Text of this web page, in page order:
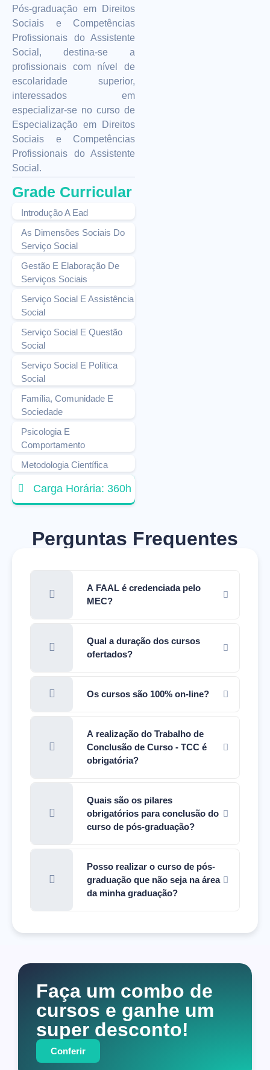
Pós-graduação em Direitos
Sociais e Competências
Profissionais do Assistente
Social, destina-se a
profissionais com nível de
escolaridade superior,
interessados em
especializar-se no curso de
Especialização em Direitos
Sociais e Competências
Profissionais do Assistente
Social.
Grade Curricular
Introdução A Ead
As Dimensões Sociais Do
Serviço Social
Gestão E Elaboração De
Serviços Sociais
Serviço Social E Assistência
Social
Serviço Social E Questão
Social
Serviço Social E Política
Social
Família, Comunidade E
Sociedade
Psicologia E
Comportamento
Metodologia Científica
Carga Horária: 360h
Perguntas Frequentes
A FAAL é credenciada pelo
MEC?
Qual a duração dos cursos
ofertados?
Os cursos são 100% on-line?
A realização do Trabalho de
Conclusão de Curso - TCC é
obrigatória?
Quais são os pilares
obrigatórios para conclusão do
curso de pós-graduação?
Posso realizar o curso de pós-
graduação que não seja na área
da minha graduação?
Faça um combo de
cursos e ganhe um
super desconto!
Conferir